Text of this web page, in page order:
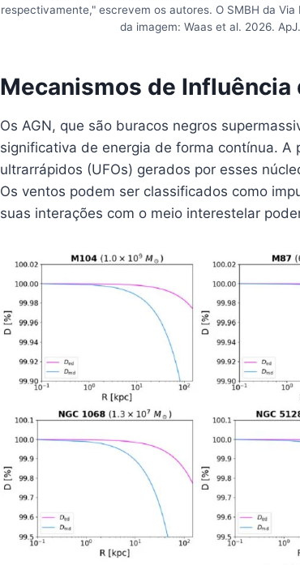
respectivamente," escrevem os autores. O SMBH da
da imagem: Waas et al. 2026.
Mecanismos de Influência
Os AGN, que são buracos negros
significativa de energia de forma contínua. A
ultrarrápidos (UFOs) gerados por esses
Os ventos podem ser classificados como
suas interações com o meio interestelar